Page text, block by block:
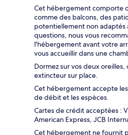
Cet hébergement comporte
comme des balcons, des
potentiellement non adaptés
questions, nous vous
l'hébergement avant votre
vous accueillir dans une
Dormez sur vos deux
extincteur sur place.
Cet hébergement accepte
de débit et les espèces.
Cartes de crédit acceptées :
American Express, JCB
Cet hébergement ne fournit